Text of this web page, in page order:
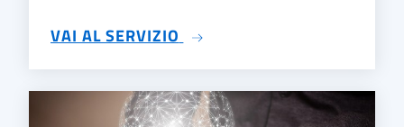
VAI AL SERVIZIO SU ALBO PRETORIO